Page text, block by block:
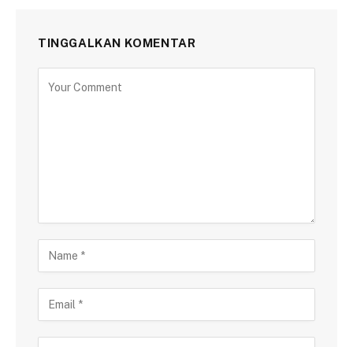
TINGGALKAN KOMENTAR